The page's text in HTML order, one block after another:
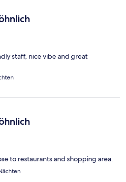
staff, nice vibe and great
to restaurants and shopping area.